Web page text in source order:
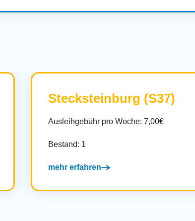
Stecksteinburg (S37)
Ausleihgebühr pro Woche: 7,00€
Bestand: 1
mehr erfahren